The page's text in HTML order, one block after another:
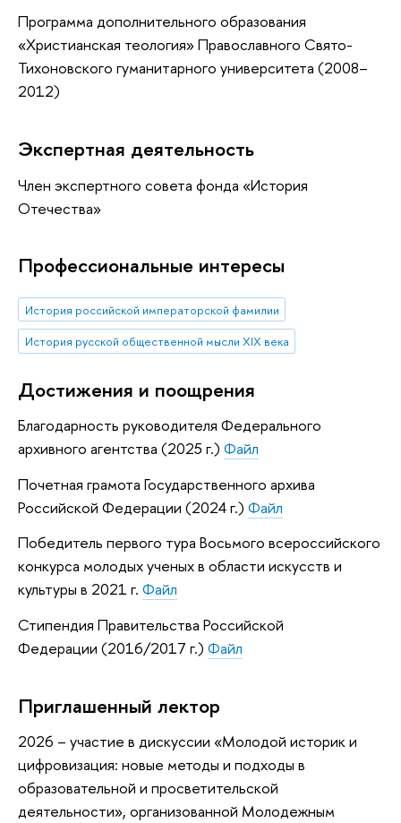
Программа дополнительного образования
«Христианская теология» Православного Свято-
Тихоновского гуманитарного университета (2008–
2012)
Экспертная деятельность
Член экспертного совета фонда «История
Отечества»
Профессиональные интересы
История российской императорской фамилии
История русской общественной мысли XIX века
Достижения и поощрения
Благодарность руководителя Федерального
архивного агентства (2025 г.) Файл
Почетная грамота Государственного архива
Российской Федерации (2024 г.) Файл
Победитель первого тура Восьмого всероссийского
конкурса молодых ученых в области искусств и
культуры в 2021 г. Файл
Стипендия Правительства Российской
Федерации (2016/2017 г.) Файл
Приглашенный лектор
2026 – участие в дискуссии «Молодой историк и
цифровизация: новые методы и подходы в
образовательной и просветительской
деятельности», организованной Молодежным